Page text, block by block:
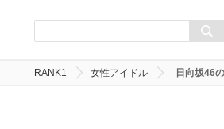
RANK1 女性アイドル 日向坂46